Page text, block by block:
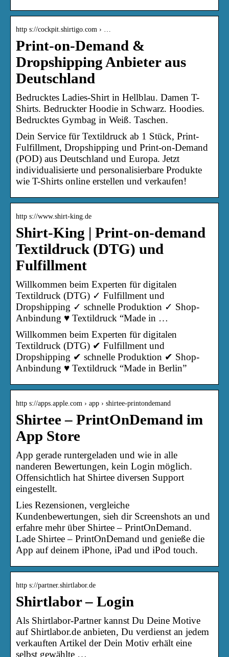
http s://cockpit.shirtigo.com › …
Print-on-Demand &
Dropshipping Anbieter aus
Deutschland
Bedrucktes Ladies-Shirt in Hellblau. Damen T-
Shirts. Bedruckter Hoodie in Schwarz. Hoodies.
Bedrucktes Gymbag in Weiß. Taschen.
Dein Service für Textildruck ab 1 Stück, Print-
Fulfillment, Dropshipping und Print-on-Demand
(POD) aus Deutschland und Europa. Jetzt
individualisierte und personalisierbare Produkte
wie T-Shirts online erstellen und verkaufen!
http s://www.shirt-king.de
Shirt-King | Print-on-demand
Textildruck (DTG) und
Fulfillment
Willkommen beim Experten für digitalen
Textildruck (DTG) ✓ Fulfillment und
Dropshipping ✓ schnelle Produktion ✓ Shop-
Anbindung ♥ Textildruck “Made in …
Willkommen beim Experten für digitalen
Textildruck (DTG) ✔ Fulfillment und
Dropshipping ✔ schnelle Produktion ✔ Shop-
Anbindung ♥ Textildruck “Made in Berlin”
http s://apps.apple.com › app › shirtee-printondemand
Shirtee – PrintOnDemand im
App Store
App gerade runtergeladen und wie in alle
nanderen Bewertungen, kein Login möglich.
Offensichtlich hat Shirtee diversen Support
eingestellt.
Lies Rezensionen, vergleiche
Kundenbewertungen, sieh dir Screenshots an und
erfahre mehr über Shirtee – PrintOnDemand.
Lade Shirtee – PrintOnDemand und genieße die
App auf deinem iPhone, iPad und iPod touch.
http s://partner.shirtlabor.de
Shirtlabor – Login
Als Shirtlabor-Partner kannst Du Deine Motive
auf Shirtlabor.de anbieten, Du verdienst an jedem
verkauften Artikel der Dein Motiv erhält eine
selbst gewählte …